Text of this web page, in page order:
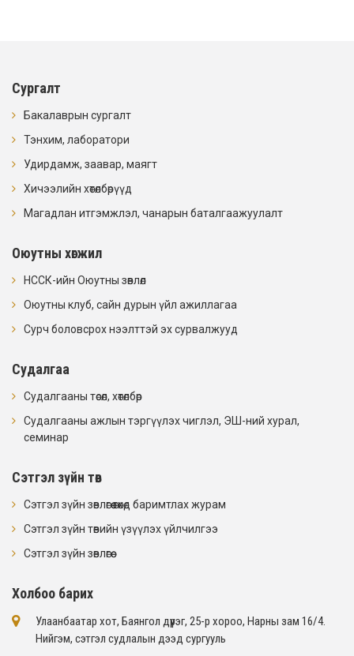
Сургалт
Бакалаврын сургалт
Тэнхим, лаборатори
Удирдамж, заавар, маягт
Хичээлийн хөтөлбөрүүд
Магадлан итгэмжлэл, чанарын баталгаажуулалт
Оюутны хөгжил
НССК-ийн Оюутны зөвлөл
Оюутны клуб, сайн дурын үйл ажиллагаа
Сурч боловсрох нээлттэй эх сурвалжууд
Судалгаа
Судалгааны төсөл, хөтөлбөр
Судалгааны ажлын тэргүүлэх чиглэл, ЭШ-ний хурал,
семинар
Сэтгэл зүйн төв
Сэтгэл зүйн зөвлөгөө өгөхөд баримтлах журам
Сэтгэл зүйн төвийн үзүүлэх үйлчилгээ
Сэтгэл зүйн зөвлөгөө
Холбоо барих
Улаанбаатар хот, Баянгол дүүрэг, 25-р хороо, Нарны зам 16/4​.
Нийгэм, сэтгэл судлалын дээд сургууль